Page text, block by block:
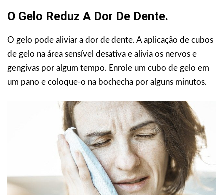
O Gelo Reduz A Dor De Dente.
O gelo pode aliviar a dor de dente. A aplicação de cubos
de gelo na área sensível desativa e alivia os nervos e
gengivas por algum tempo. Enrole um cubo de gelo em
um pano e coloque-o na bochecha por alguns minutos.